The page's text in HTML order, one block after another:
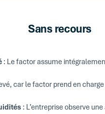
Sans recours
: Le factor assume
car le factor prend en
: L’entreprise observe